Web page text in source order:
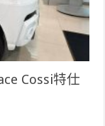
Cossi特仕